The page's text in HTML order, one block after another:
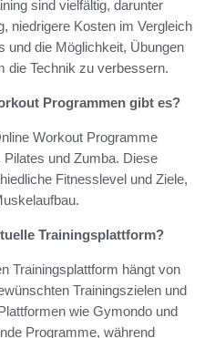
sind vielfältig, darunter
niedrigere Kosten im Vergleich
und die Möglichkeit, Übungen
die Technik zu verbessern.
Programmen gibt es?
Workout Programme
Pilates und Zumba. Diese
Fitnesslevel und Ziele,
Trainingsplattform?
Trainingsplattform hängt von
Trainingszielen und
wie Gymondo und
Programme, während